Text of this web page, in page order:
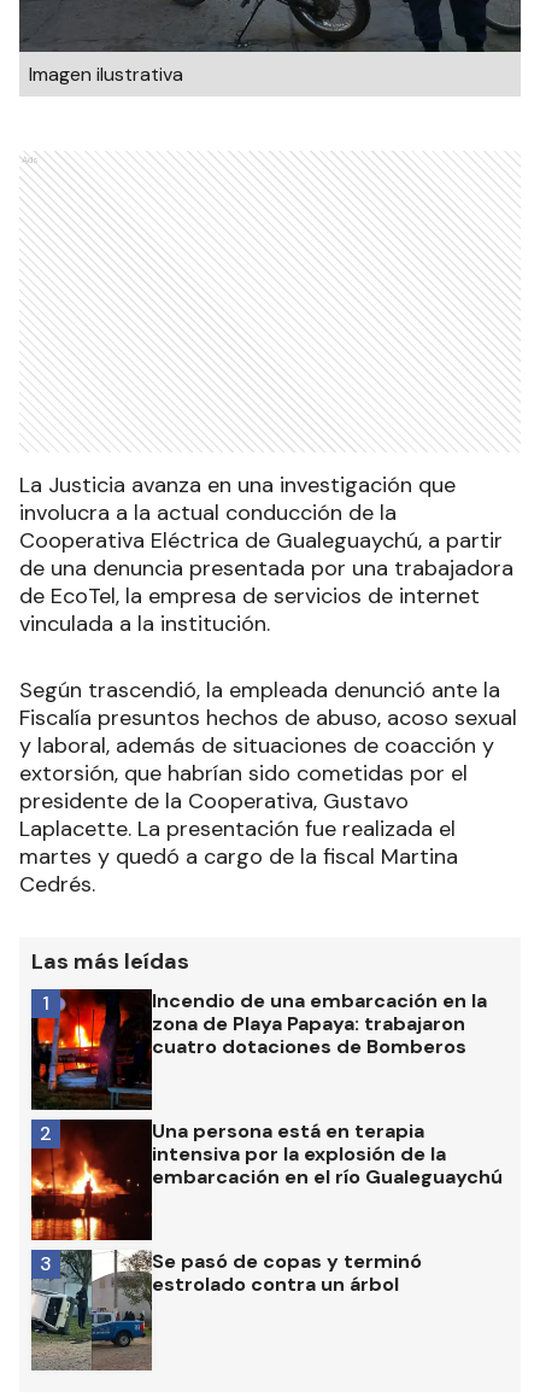
Imagen ilustrativa
Ads
La Justicia avanza en una investigación que
involucra a la actual conducción de la
Cooperativa Eléctrica de Gualeguaychú, a partir
de una denuncia presentada por una trabajadora
de EcoTel, la empresa de servicios de internet
vinculada a la institución.
Según trascendió, la empleada denunció ante la
Fiscalía presuntos hechos de abuso, acoso sexual
y laboral, además de situaciones de coacción y
extorsión, que habrían sido cometidas por el
presidente de la Cooperativa, Gustavo
Laplacette. La presentación fue realizada el
martes y quedó a cargo de la fiscal Martina
Cedrés.
Las más leídas
Incendio de una embarcación en la
zona de Playa Papaya: trabajaron
cuatro dotaciones de Bomberos
1
Una persona está en terapia
intensiva por la explosión de la
embarcación en el río Gualeguaychú
2
Se pasó de copas y terminó
estrolado contra un árbol
3